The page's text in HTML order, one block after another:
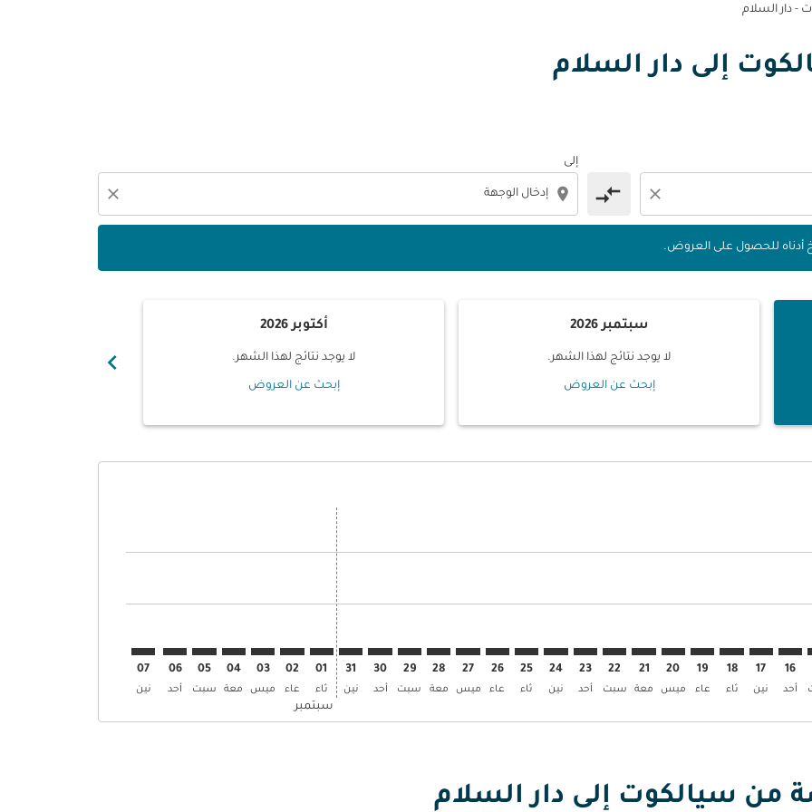
- دار السلام
إلى دار السلام
close
compare_arrows
إلى
location_on
close
أدناه للحصول على العروض.
أدناه للحصول على العروض.
سبتمبر 2026
لا يوجد نتائج لهذا الشهر.
إبحث عن العروض
أكتوبر 2026
لا يوجد نتائج لهذا الشهر.
إبحث عن العروض
chevron_right
16
أحد
17
نين
18
ثاء
19
عاء
20
ميس
21
معة
22
سبت
23
أحد
24
نين
SKT–DAR: cmp-view-offers-disclaimer. إبحث عن العروض
25
ثاء
SKT–DAR: cmp-view-offers-disclaimer. إبحث عن العروض
26
عاء
SKT–DAR: cmp-view-offers-disclaimer. إبحث عن العروض
27
ميس
SKT–DAR: cmp-view-offers-disclaimer. إبحث عن العروض
28
معة
SKT–DAR: cmp-view-offers-disclaimer. إبحث عن العروض
29
سبت
SKT–DAR: cmp-view-offers-disclaimer. إبحث عن العروض
30
أحد
SKT–DAR: cmp-view-offers-disclaimer. إبحث عن العروض
31
نين
01
ثاء
سبتمبر
02
عاء
03
ميس
04
معة
05
سبت
06
أحد
07
نين
من سيالكوت إلى دار السلام